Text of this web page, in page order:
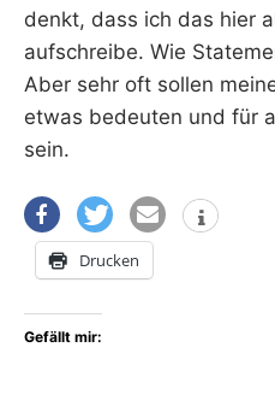
denkt, dass ich das hier
aufschreibe. Wie
Aber sehr oft sollen
etwas bedeuten und für
sein.
Drucken
Gefällt mir: